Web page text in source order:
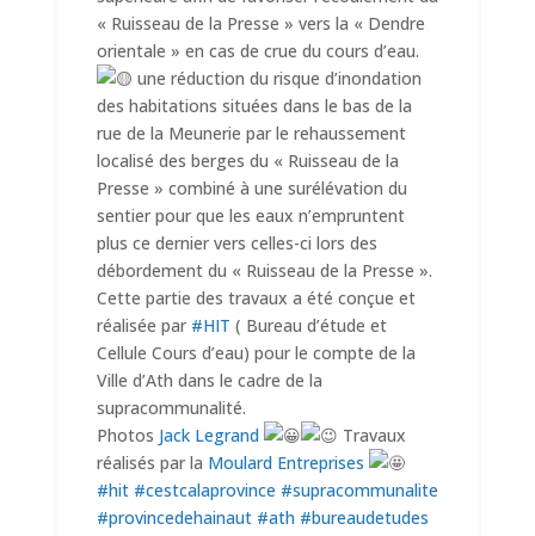
« Ruisseau de la Presse » vers la « Dendre
orientale » en cas de crue du cours d’eau.
une réduction du risque d’inondation
des habitations situées dans le bas de la
rue de la Meunerie par le rehaussement
localisé des berges du « Ruisseau de la
Presse » combiné à une surélévation du
sentier pour que les eaux n’empruntent
plus ce dernier vers celles-ci lors des
débordement du « Ruisseau de la Presse ».
Cette partie des travaux a été conçue et
réalisée par #HIT ( Bureau d’étude et
Cellule Cours d’eau) pour le compte de la
Ville d’Ath dans le cadre de la
supracommunalité.
Photos Jack Legrand
Travaux
réalisés par la Moulard Entreprises
#hit #cestcalaprovince #supracommunalite
#provincedehainaut #ath #bureaudetudes